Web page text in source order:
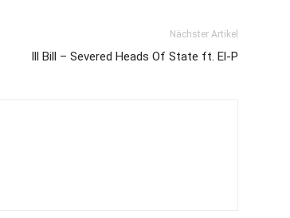
Nächster Artikel
Ill Bill – Severed Heads Of State ft. El-P